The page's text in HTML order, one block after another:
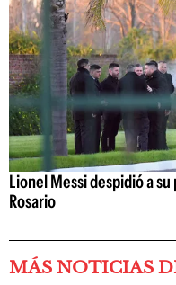
Lionel Messi despidió a
Rosario
MÁS NOTICIAS